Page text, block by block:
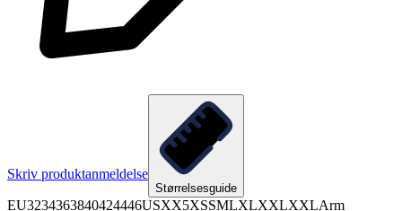
Skriv produktanmeldelse
Størrelsesguide
EU3234363840424446USXX5XSSMLXLXXLXXLArm